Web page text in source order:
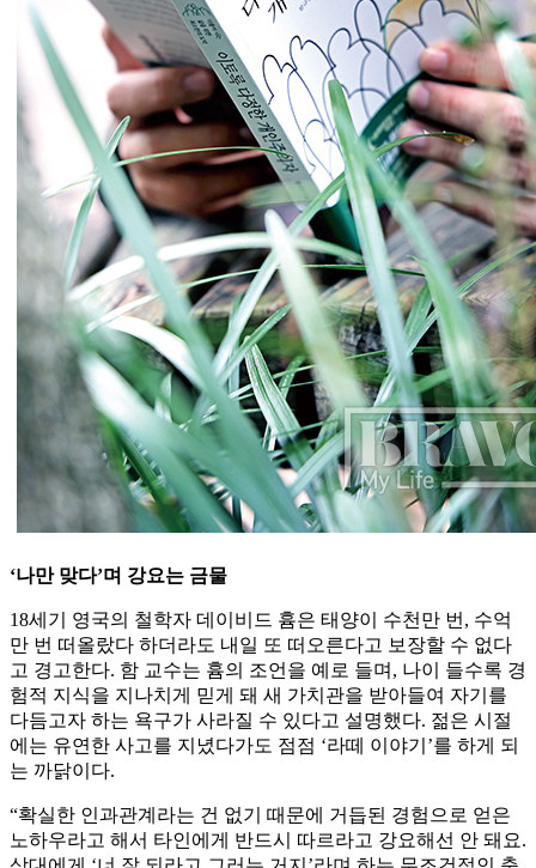
‘나만 맞다’며 강요는 금물
18세기 영국의 철학자 데이비드 흄은 태양이 수천만 번, 수억
만 번 떠올랐다 하더라도 내일 또 떠오른다고 보장할 수 없다
고 경고한다. 함 교수는 흄의 조언을 예로 들며, 나이 들수록 경
험적 지식을 지나치게 믿게 돼 새 가치관을 받아들여 자기를
다듬고자 하는 욕구가 사라질 수 있다고 설명했다. 젊은 시절
에는 유연한 사고를 지녔다가도 점점 ‘라떼 이야기’를 하게 되
는 까닭이다.
“확실한 인과관계라는 건 없기 때문에 거듭된 경험으로 얻은
노하우라고 해서 타인에게 반드시 따르라고 강요해선 안 돼요.